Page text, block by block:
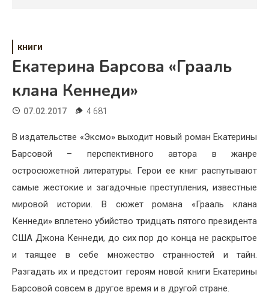
Жизнь
Хобби
Красота
Недвижимость
книги
Екатерина Барсова «Грааль
клана Кеннеди»
07.02.2017 4 681
В издательстве «Эксмо» выходит новый роман Екатерины
Барсовой – перспективного автора в жанре
остросюжетной литературы. Герои ее книг распутывают
самые жестокие и загадочные преступления, известные
мировой истории. В сюжет романа «Грааль клана
Кеннеди» вплетено убийство тридцать пятого президента
США Джона Кеннеди, до сих пор до конца не раскрытое
и таящее в себе множество странностей и тайн.
Разгадать их и предстоит героям новой книги Екатерины
Барсовой совсем в другое время и в другой стране.